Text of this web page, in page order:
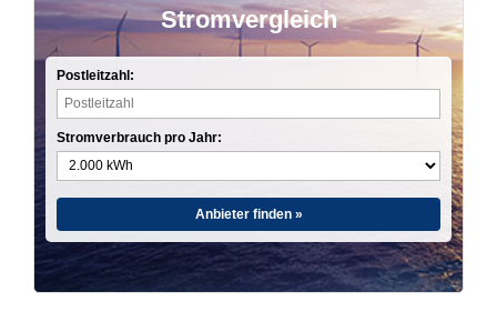
Stromvergleich
Postleitzahl:
Stromverbrauch pro Jahr:
Anbieter finden »